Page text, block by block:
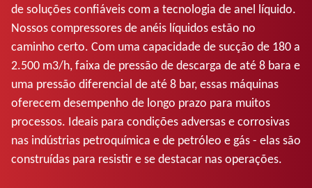
de soluções confiáveis com a tecnologia de anel líquido.
Nossos compressores de anéis líquidos estão no
caminho certo. Com uma capacidade de sucção de 180 a
2.500 m3/h, faixa de pressão de descarga de até 8 bara e
uma pressão diferencial de até 8 bar, essas máquinas
oferecem desempenho de longo prazo para muitos
processos. Ideais para condições adversas e corrosivas
nas indústrias petroquímica e de petróleo e gás - elas são
construídas para resistir e se destacar nas operações.